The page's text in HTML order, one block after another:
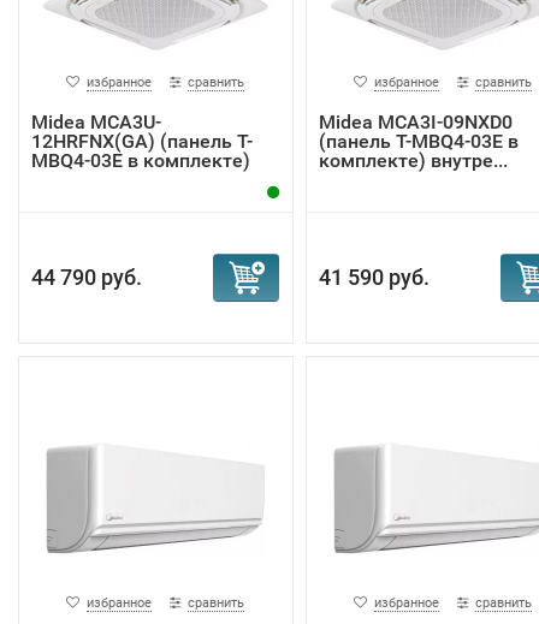
избранное сравнить
Midea MCA3U-
12HRFNX(GA) (панель T-
MBQ4-03E в комплекте)
44 790 руб.
избранное сравнить
Midea MCA3I-09NXD0
(панель T-MBQ4-03E в
комплекте) внутре...
41 590 руб.
избранное сравнить избранное сравнить